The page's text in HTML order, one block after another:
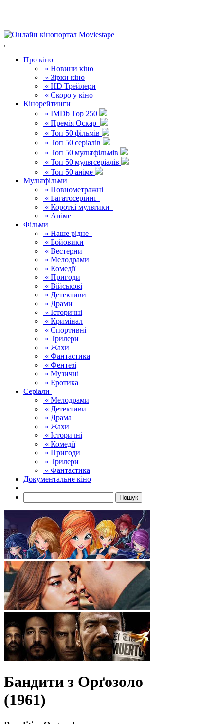
,
Про кіно
« Новини кіно
« Зірки кіно
« HD Трейлери
« Скоро у кіно
Кінорейтинги
« IMDb Top 250
« Премія Оскар
« Топ 50 фільмів
« Топ 50 серіалів
« Топ 50 мультфільмів
« Топ 50 мультсеріалів
« Топ 50 аніме
Мультфільми
« Повнометражні
« Багатосерійні
« Короткі мультики
« Аніме
Фільми
« Наше рідне
« Бойовики
« Вестерни
« Мелодрами
« Комедії
« Пригоди
« Військові
« Детективи
« Драми
« Історичні
« Кримінал
« Спортивні
« Трилери
« Жахи
« Фантастика
« Фентезі
« Музичні
« Еротика
Серіали
« Мелодрами
« Детективи
« Драма
« Жахи
« Історичні
« Комедії
« Пригоди
« Трилери
« Фантастика
Документальне кіно
Пошук
Бандити з Орґозоло
(1961)